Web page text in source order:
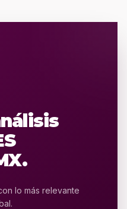
lo más relevante